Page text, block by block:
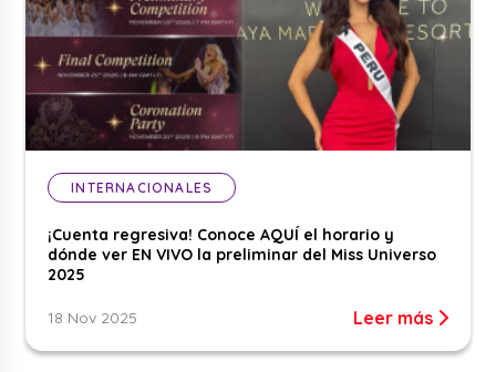
INTERNACIONALES
¡Cuenta regresiva! Conoce AQUÍ el horario y
dónde ver EN VIVO la preliminar del Miss Universo
2025
18 Nov 2025 Leer más